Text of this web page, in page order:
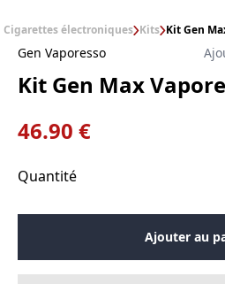
Cigarettes électroniques Kits Kit Gen
Gen Vaporesso
Kit Gen Max
46.90 €
Quantité
Ajouter au